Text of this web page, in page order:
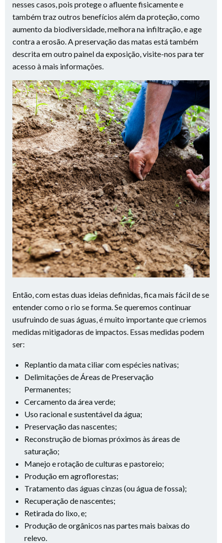
nesses casos, pois protege o afluente fisicamente e
também traz outros benefícios além da proteção, como
aumento da biodiversidade, melhora na infiltração, e age
contra a erosão. A preservação das matas está também
descrita em outro painel da exposição, visite-nos para ter
acesso à mais informações.
Então, com estas duas ideias definidas, fica mais fácil de se
entender como o rio se forma. Se queremos continuar
usufruindo de suas águas, é muito importante que criemos
medidas mitigadoras de impactos. Essas medidas podem
ser:
Replantio da mata ciliar com espécies nativas;
Delimitações de Áreas de Preservação
Permanentes;
Cercamento da área verde;
Uso racional e sustentável da água;
Preservação das nascentes;
Reconstrução de biomas próximos às áreas de
saturação;
Manejo e rotação de culturas e pastoreio;
Produção em agroflorestas;
Tratamento das águas cinzas (ou água de fossa);
Recuperação de nascentes;
Retirada do lixo, e;
Produção de orgânicos nas partes mais baixas do
relevo.